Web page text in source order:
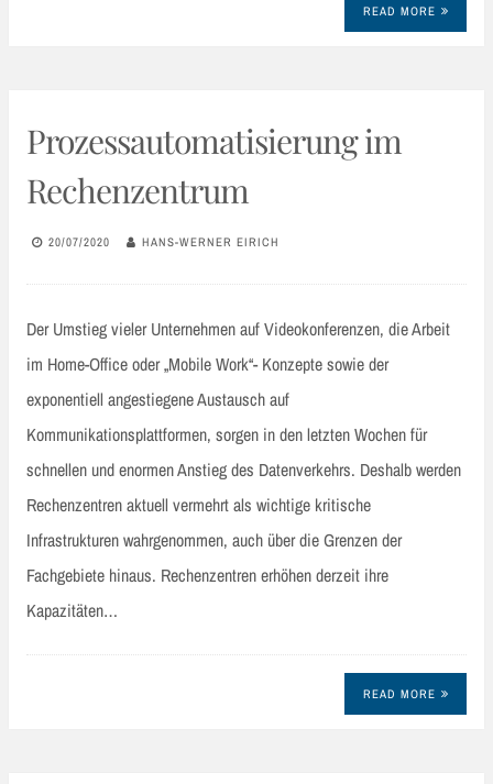
READ MORE
Prozessautomatisierung im
Rechenzentrum
20/07/2020 HANS-WERNER EIRICH
Der Umstieg vieler Unternehmen auf Videokonferenzen, die Arbeit
im Home-Office oder „Mobile Work“- Konzepte sowie der
exponentiell angestiegene Austausch auf
Kommunikationsplattformen, sorgen in den letzten Wochen für
schnellen und enormen Anstieg des Datenverkehrs. Deshalb werden
Rechenzentren aktuell vermehrt als wichtige kritische
Infrastrukturen wahrgenommen, auch über die Grenzen der
Fachgebiete hinaus. Rechenzentren erhöhen derzeit ihre
Kapazitäten…
READ MORE